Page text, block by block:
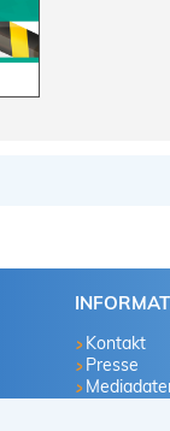
Kontakt
Presse